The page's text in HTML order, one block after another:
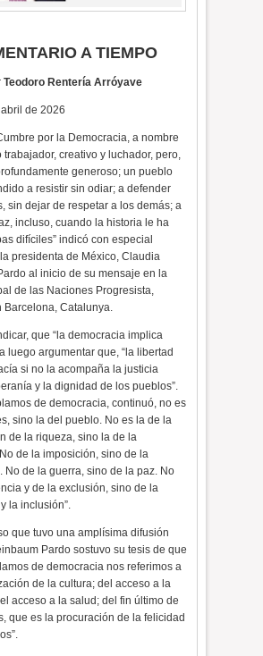
A TIEMPO
Teodoro Rentería Arróyave
de 2026
por la Democracia, a nombre
trabajador, creativo y luchador, pero,
generoso; un pueblo
a resistir sin odiar; a defender
sin dejar de respetar a los demás; a
incluso, cuando la historia le ha
difíciles” indicó con especial
presidenta de México, Claudia
al inicio de su mensaje en la
de las Naciones Progresista,
Barcelona, Catalunya.
que “la democracia implica
luego argumentar que, “la libertad
si no la acompaña la justicia
y la dignidad de los pueblos”.
de democracia, continuó, no es
sino la del pueblo. No es la de la
de la riqueza, sino la de la
de la imposición, sino de la
No de la guerra, sino de la paz. No
y de la exclusión, sino de la
la inclusión”.
que tuvo una amplísima difusión
Pardo sostuvo su tesis de que
de democracia nos referimos a
de la cultura; del acceso a la
acceso a la salud; del fin último de
que es la procuración de la felicidad